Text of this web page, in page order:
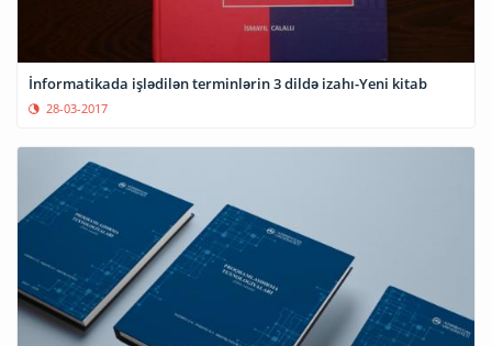
İnformatikada işlədilən terminlərin 3 dildə izahı-Yeni kitab
28-03-2017